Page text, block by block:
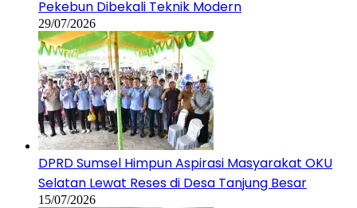
Pekebun Dibekali Teknik Modern
29/07/2026
DPRD Sumsel Himpun Aspirasi Masyarakat OKU
Selatan Lewat Reses di Desa Tanjung Besar
15/07/2026